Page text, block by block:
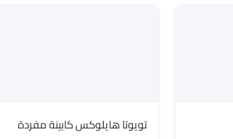
تويوتا هايلوكس كابينة مفردة